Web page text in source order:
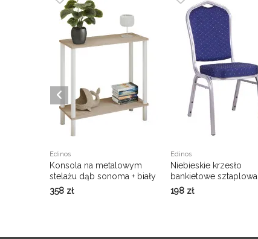
Edinos
Konsola na metalowym
stelażu dąb sonoma + biały
- Keto 5X
358 zł
Edinos
Niebieskie krzesło
bankietowe
Rias 3X
198 zł